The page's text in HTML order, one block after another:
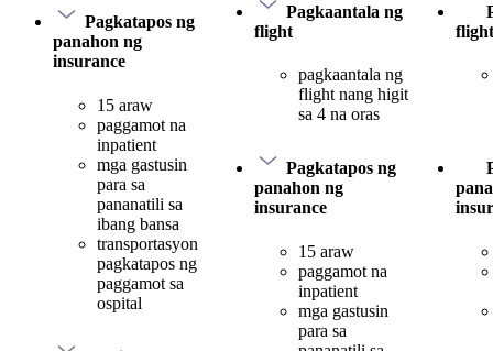
Pagkatapos ng
panahon ng
insurance
15 araw
paggamot na
inpatient
mga gastusin
para sa
pananatili sa
ibang bansa
transportasyon
pagkatapos ng
paggamot sa
ospital
Pagkaantala ng
flight
pagkaantala ng
flight nang higit
sa 4 na oras
Pagkatapos ng
panahon ng
insurance
15 araw
paggamot na
inpatient
mga gastusin
para sa
flight